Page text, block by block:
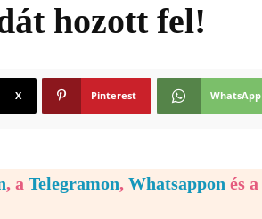
hozott fel!
X Pinterest WhatsApp
, a Telegramon, Whatsappon és a